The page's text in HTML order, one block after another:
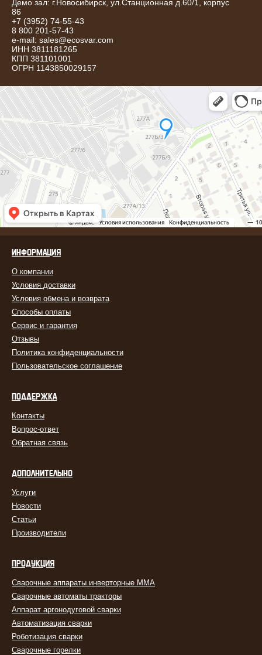
Демо зал: г.Новосибирск, ул.Станционная д.60/1, корпус
86
+7 (3952) 74-55-43
8 800 201-57-43
e-mail: sales@ecosvar.com
ИНН 3811181265
КПП 381101001
ОГРН 1143850029157
ИНФОРМАЦИЯ
О компании
Условия доставки
Условия обмена и возврата
Способы оплаты
Сервис и гарантия
Отзывы
Политика конфиденциальности
Пользовательское соглашение
ПОДДЕРЖКА
Контакты
Вопрос-ответ
Обратная связь
ДОПОЛНИТЕЛЬНО
Услуги
Новости
Статьи
Производители
ПРОДУКЦИЯ
Сварочные аппараты инверторные MMA
Сварочные автоматы тракторы
Аппарат аргонодуговой сварки
Автоматизация сварки
Роботизация сварки
Сварочные горелки